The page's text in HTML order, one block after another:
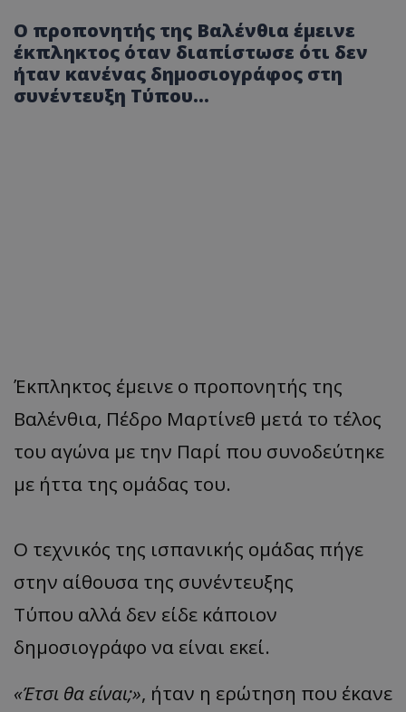
Ο προπονητής της Βαλένθια έμεινε
έκπληκτος όταν διαπίστωσε ότι δεν
ήταν κανένας δημοσιογράφος στη
συνέντευξη Τύπου…
Έκπληκτος έμεινε ο προπονητής της
Βαλένθια, Πέδρο Μαρτίνεθ μετά το τέλος
του αγώνα με την Παρί που συνοδεύτηκε
με ήττα της ομάδας του.
Ο τεχνικός της ισπανικής ομάδας πήγε
στην αίθουσα της συνέντευξης
Τύπου αλλά δεν είδε κάποιον
δημοσιογράφο να είναι εκεί.
«Έτσι θα είναι;», ήταν η ερώτηση που έκανε